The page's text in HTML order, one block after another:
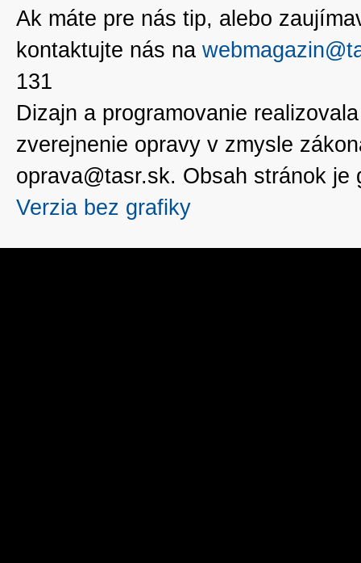
Ak máte pre nás tip, alebo
kontaktujte nás na
131
Dizajn a programovanie
zverejnenie opravy v zmysle
oprava@tasr.sk. Obsah stránok
Verzia bez grafiky